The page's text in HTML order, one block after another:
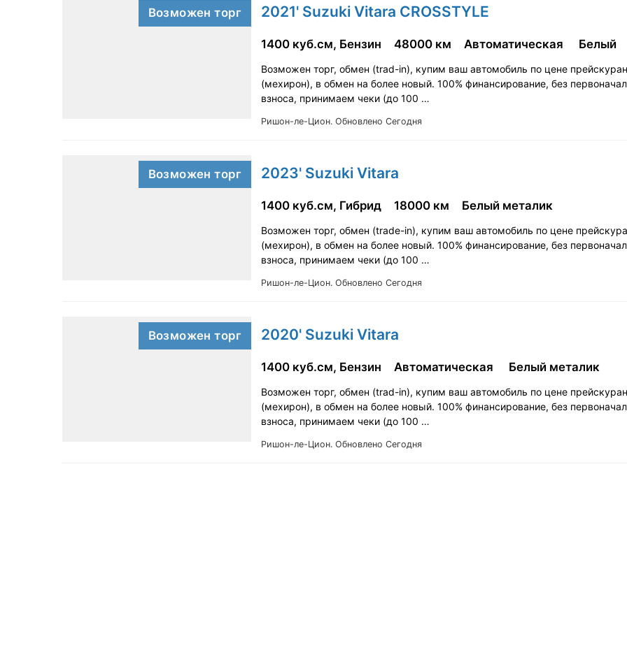
Возможен торг 2021' Suzuki Vitara CROSSTYLE
Ришон-ле-Цион. Обновлено Сегодня
1400 куб.см, Бензин 48000 км Автоматическая Белый
Возможен торг, обмен (trad-in), купим ваш автомобиль по цене
(мехирон), в обмен на более новый. 100% финансирование, без
взноса, принимаем чеки (до 100 …
Возможен торг 2023' Suzuki Vitara
Ришон-ле-Цион. Обновлено Сегодня
1400 куб.см, Гибрид 18000 км Белый металик
Возможен торг, обмен (tradе-in), купим ваш автомобиль по цене
(мехирон), в обмен на более новый. 100% финансирование, без
взноса, принимаем чеки (до 100 …
Возможен торг 2020' Suzuki Vitara
Ришон-ле-Цион. Обновлено Сегодня
1400 куб.см, Бензин Автоматическая Белый металик
Возможен торг, обмен (trad-in), купим ваш автомобиль по цене
(мехирон), в обмен на более новый. 100% финансирование, без
взноса, принимаем чеки (до 100 …